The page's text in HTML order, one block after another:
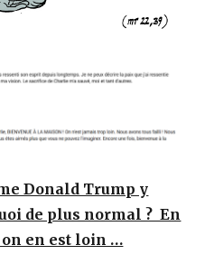
Donald Trump y
de plus normal ? En
en est loin …